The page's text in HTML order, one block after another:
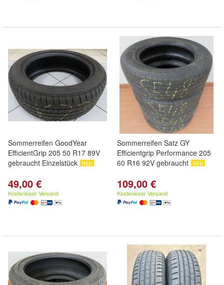
Sommerreifen GoodYear
EfficientGrip 205 50 R17 89V
gebraucht Einzelstück
49,00 €
Kostenloser Versand
Sommerreifen Satz GY
Efficientgrip Performance 205
60 R16 92V gebraucht
109,00 €
Kostenloser Versand